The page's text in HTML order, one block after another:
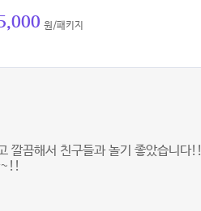
원/패키지
깔끔해서 친구들과 놀기 좋았습니다
~!!